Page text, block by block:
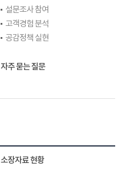
설문조사 참여
고객경험 분석
공감정책 실현
자주 묻는 질문
소장자료 현황